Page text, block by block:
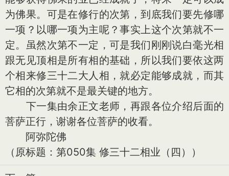
为佛果。可是在修行的次第，到底我们要先修哪
一项？以哪一项为主呢？事实上这个次第就不一
定。虽然次第不一定，可是我们刚刚说白毫光相
跟无见顶相是所有相的基础，所以我们要依这两
个相来修三十二大人相，就必定能够成就，而其
它相的次第就不是最关键的地方。
下一集由余正文老师，再跟各位介绍后面的
菩萨正行，谢谢各位菩萨的收看。
阿弥陀佛
（原标题：第050集 修三十二相业（四））